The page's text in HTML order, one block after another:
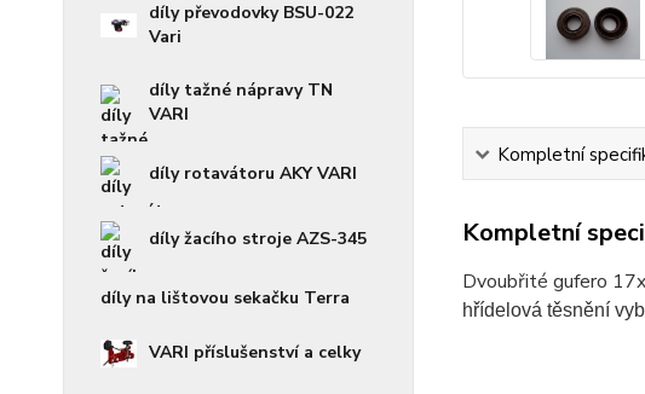
díly převodovky BSU-022
Vari
díly tažné nápravy TN
VARI
díly rotavátoru AKY VARI
díly žacího stroje AZS-345
díly na lištovou sekačku Terra
VARI příslušenství a celky
Kompletní
Kompletní
Dvoubřité gufero
hřídelová těsnění